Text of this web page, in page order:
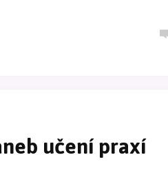
učení praxí